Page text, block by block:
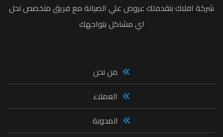
شركة افلاك بتقدملك عروض علي الصيانة مع فريق متخصص لحل
اي مشاكل بتواجهك
من نحن
العملاء
المدونة